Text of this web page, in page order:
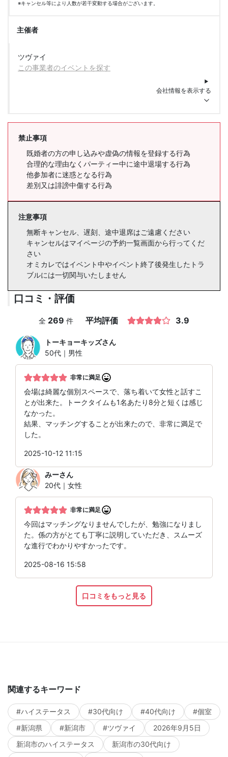
※キャンセル等により人数が若干変動する場合がございます。
主催者
ツヴァイ
この事業者のイベントを探す
会社情報を表示する
禁止事項
既婚者の方の申し込みや虚偽の情報を登録する行為
合理的な理由なくパーティー中に途中退場する行為
他参加者に迷惑となる行為
差別又は誹謗中傷する行為
注意事項
無断キャンセル、遅刻、途中退席はご遠慮ください
キャンセルはマイページの予約一覧画面から行ってくだ
さい
オミカレではイベント中やイベント終了後発生したトラ
ブルには一切関与いたしません
口コミ・評価
全 269 件 平均評価 3.9
トーキョーキッズさん
50代｜男性
非常に満足
会場は綺麗な個別スペースで、落ち着いて女性と話すこ
とが出来た。トークタイムも1名あたり8分と短くは感じ
なかった。
結果、マッチングすることが出来たので、非常に満足で
した。
2025-10-12 11:15
みーさん
20代｜女性
非常に満足
今回はマッチングなりませんでしたが、勉強になりまし
た。係の方がとても丁寧に説明していただき、スムーズ
な進行でわかりやすかったです。
2025-08-16 15:58
口コミをもっと見る
関連するキーワード
#ハイステータス #30代向け #40代向け
#個室
#新潟県
#新潟市 #ツヴァイ
2026年9月5日
新潟市のハイステータス
新潟市の30代向け